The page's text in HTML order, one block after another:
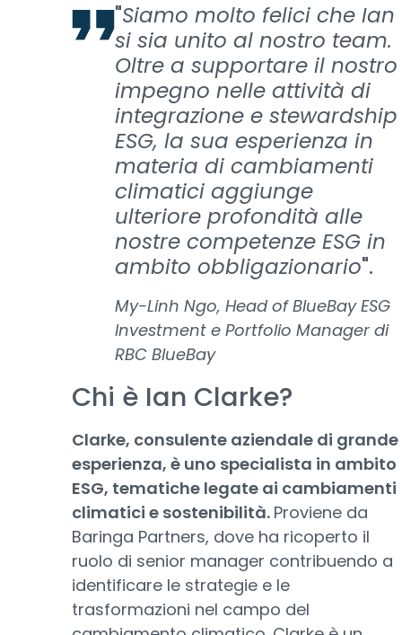
"Siamo molto felici che Ian
si sia unito al nostro team.
Oltre a supportare il nostro
impegno nelle attività di
integrazione e stewardship
ESG, la sua esperienza in
materia di cambiamenti
climatici aggiunge
ulteriore profondità alle
nostre competenze ESG in
ambito obbligazionario".
My-Linh Ngo, Head of BlueBay ESG
Investment e Portfolio Manager di
RBC BlueBay
Chi è Ian Clarke?
Clarke, consulente aziendale di grande
esperienza, è uno specialista in ambito
ESG, tematiche legate ai cambiamenti
climatici e sostenibilità. Proviene da
Baringa Partners, dove ha ricoperto il
ruolo di senior manager contribuendo a
identificare le strategie e le
trasformazioni nel campo del